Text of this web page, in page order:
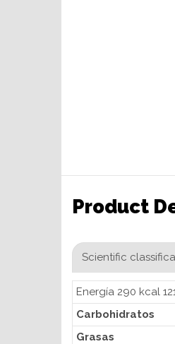
Product
Scientific
Energía 290 kcal
Carbohidratos
Grasas